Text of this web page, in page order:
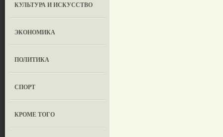
КУЛЬТУРА И ИСКУССТВО
ЭКОНОМИКА
ПОЛИТИКА
СПОРТ
КРОМЕ ТОГО